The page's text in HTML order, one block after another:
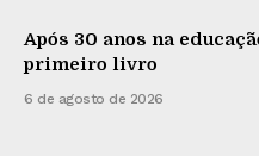
Após 30 anos na
primeiro livro
6 de agosto de 2026